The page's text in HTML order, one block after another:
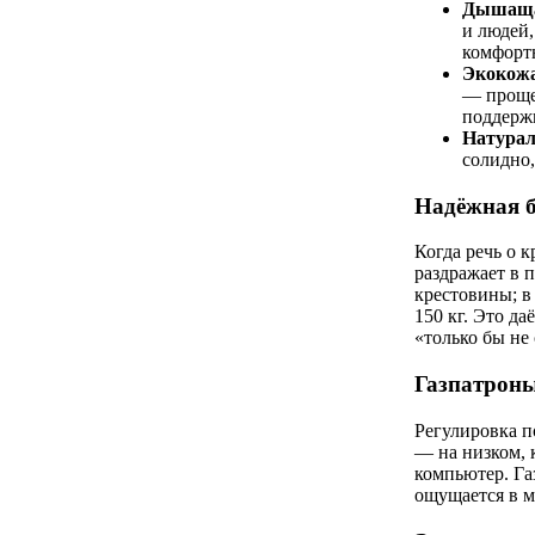
и
— проще
Надёжная
Когда речь о
раздражает в
крестовины; в
150 кг. Это
«только бы не
Регулировка
— на низком,
компьютер.
ощущается в